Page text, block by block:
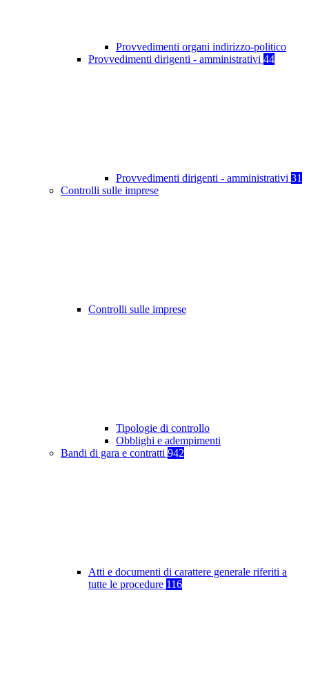
Provvedimenti organi indirizzo-politico
Provvedimenti dirigenti - amministrativi 44
Provvedimenti dirigenti - amministrativi 31
Controlli sulle imprese
Controlli sulle imprese
Tipologie di controllo
Obblighi e adempimenti
Bandi di gara e contratti 942
Atti e documenti di carattere generale riferiti a
tutte le procedure 116